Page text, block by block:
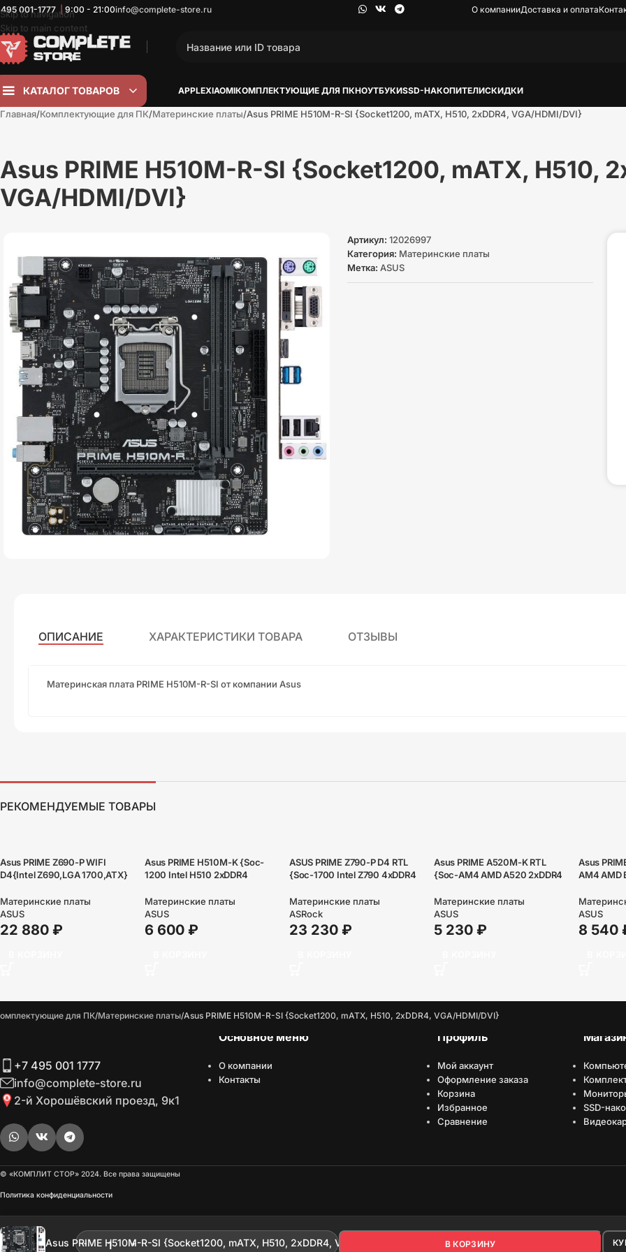
Skip to navigation
Skip to main content
001-1777 | 9:00 - 21:00info@complete-store.ru О компанииДоставка и оплата
КАТАЛОГ ТОВАРОВ APPLEXIAOMIКОМПЛЕКТУЮЩИЕ ДЛЯ ПКНОУТБУКИSSD-НАКОПИТЕЛИСКИДКИ
Главная Комплектующие для ПК Материнские платы Asus PRIME H510M-R-SI {Socket1200, mATX, H510, 2xDDR4, VGA/HDMI/DVI}
Asus PRIME H510M-R-SI {Socket1200, mATX, H510,
VGA/HDMI/DVI}
Артикул: 12026997
Категория: Материнские платы
Метка: ASUS
ОПИСАНИЕ ХАРАКТЕРИСТИКИ ТОВАРА ОТЗЫВЫ
Материнская плата PRIME H510M-R-SI от компании Asus
РЕКОМЕНДУЕМЫЕ ТОВАРЫ
Asus PRIME Z690-P WIFI
D4{Intel Z690,LGA 1700,ATX}
Материнские платы
ASUS
22 880 ₽
Asus PRIME H510M-K {Soc-
1200 Intel H510 2xDDR4
GbLAN+VGA+HDMI}
Материнские платы
ASUS
6 600 ₽
ASUS PRIME Z790-P D4 RTL
{Soc-1700 Intel Z790 4xDDR4
RAID+HDMI+D}
Материнские платы
ASRock
23 230 ₽
Asus PRIME A520M-K RTL
{Soc-AM4 AMD A520 2xDDR4
RAID+VGA+DVI+HDMI}
Материнские платы
ASUS
5 230 ₽
Asus
AM4 AMD
ASUS
8 540
для ПК Материнские платы Asus PRIME H510M-R-SI {Socket1200, mATX, H510, 2xDDR4, VGA/HDMI/DVI}
+7 495 001 1777
info@complete-store.ru
2-й Хорошёвский проезд, 9к1
Основное меню
О компании
Контакты
Профиль
Мой аккаунт
Оформление заказа
Корзина
Избранное
Сравнение
SSD-
© «КОМПЛИТ СТОР» 2024. Все права защищены
Политика конфиденциальности
Asus PRIME H510M-R-SI {Socket1200, mATX, H510, 2xDDR4, VGA/HDMI/DVI} ₽
В КОРЗИНУ